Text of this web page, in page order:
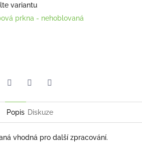
variantu
prkna - nehoblovaná
Popis Diskuze
vhodná pro další zpracování.